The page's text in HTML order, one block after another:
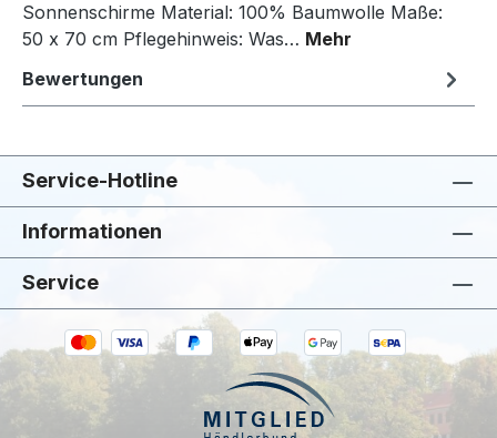
Sonnenschirme Material: 100% Baumwolle Maße:
50 x 70 cm Pflegehinweis: Was… Mehr
Bewertungen
Service-Hotline
Informationen
Service